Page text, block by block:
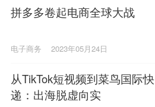
拼多多卷起电商全球大战
电子商务 2023年05月24日
从TikTok短视频到菜鸟国际快
递：出海脱虚向实